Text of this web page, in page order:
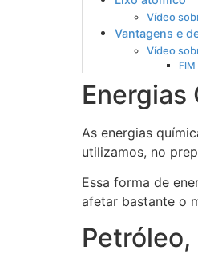
Vídeo
Vantagens e
Vídeo
FIM
Energias
As energias
utilizamos, no
Essa forma de
afetar bastante o